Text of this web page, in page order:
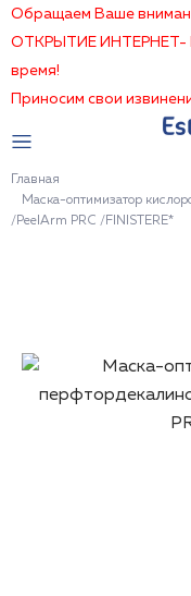
Обращаем Ваше
ОТКРЫТИЕ ИНТЕРНЕТ-
время!
Приносим свои
Главная
Маска-оптимизатор
/PeelArm PRC /FINISTERE*